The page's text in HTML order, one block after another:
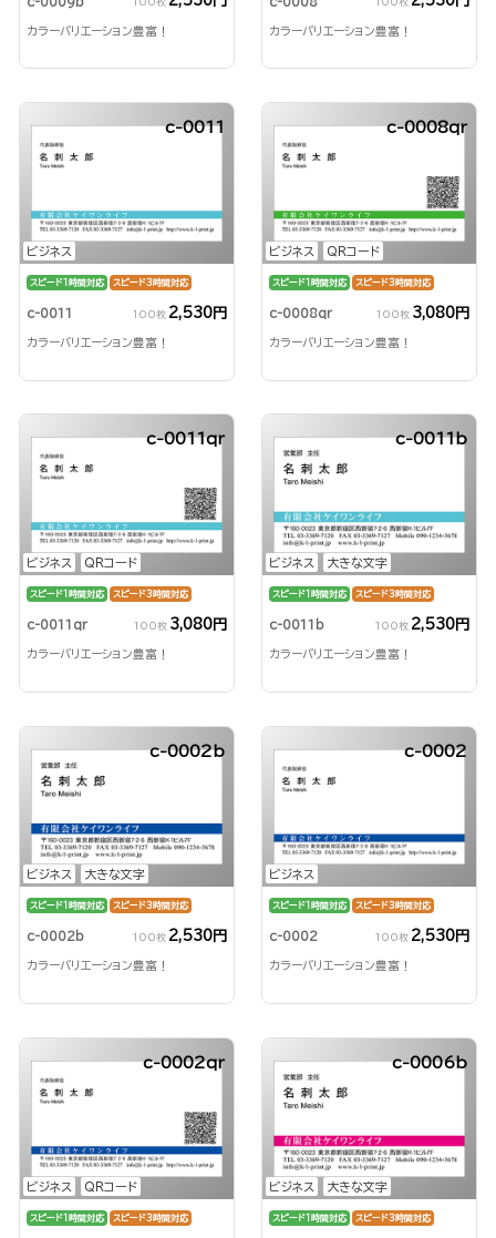
100枚
カラーバリエーション豊富！
100枚
カラーバリエーション豊富！
ビジネス
c-0011
スピード1時間対応 スピード3時間対応
c-0011 100枚 2,530円
カラーバリエーション豊富！
ビジネス QRコード
c-0008qr
スピード1時間対応 スピード3時間対応
c-0008qr 100枚 3,080円
カラーバリエーション豊富！
ビジネス QRコード
c-0011qr
スピード1時間対応 スピード3時間対応
c-0011qr 100枚 3,080円
カラーバリエーション豊富！
ビジネス 大きな文字
c-0011b
スピード1時間対応 スピード3時間対応
c-0011b 100枚 2,530円
カラーバリエーション豊富！
ビジネス 大きな文字
c-0002b
スピード1時間対応 スピード3時間対応
c-0002b 100枚 2,530円
カラーバリエーション豊富！
ビジネス
c-0002
スピード1時間対応 スピード3時間対応
c-0002 100枚 2,530円
カラーバリエーション豊富！
ビジネス QRコード
c-0002qr
スピード1時間対応 スピード3時間対応
ビジネス 大きな文字
c-0006b
スピード1時間対応 スピード3時間対応